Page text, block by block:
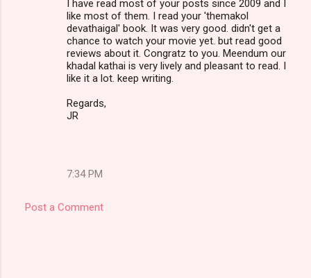
I have read most of your posts since 2009 and I
like most of them. I read your 'themakol
devathaigal' book. It was very good. didn't get a
chance to watch your movie yet. but read good
reviews about it. Congratz to you. Meendum our
khadal kathai is very lively and pleasant to read. I
like it a lot. keep writing.
Regards,
JR
7:34 PM
Post a Comment